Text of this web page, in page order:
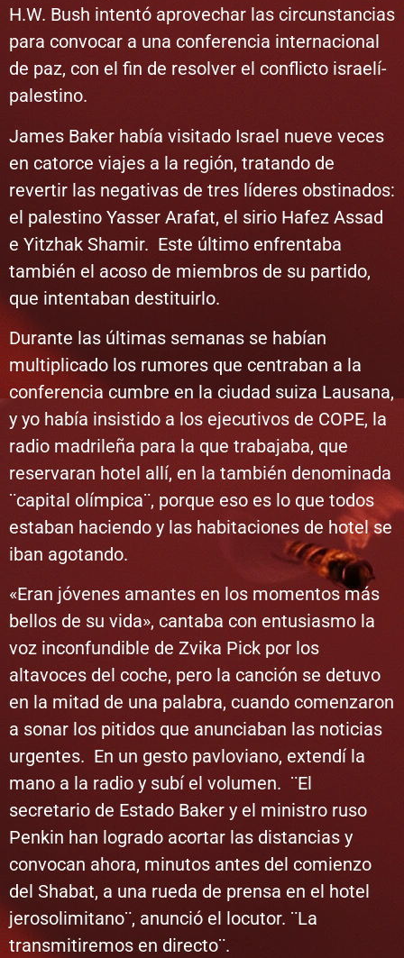
H.W. Bush intentó aprovechar las circunstancias
para convocar a una conferencia internacional
de paz, con el fin de resolver el conflicto israelí-
palestino.
James Baker había visitado Israel nueve veces
en catorce viajes a la región, tratando de
revertir las negativas de tres líderes obstinados:
el palestino Yasser Arafat, el sirio Hafez Assad
e Yitzhak Shamir. Este último enfrentaba
también el acoso de miembros de su partido,
que intentaban destituirlo.
Durante las últimas semanas se habían
multiplicado los rumores que centraban a la
conferencia cumbre en la ciudad suiza Lausana,
y yo había insistido a los ejecutivos de COPE, la
radio madrileña para la que trabajaba, que
reservaran hotel allí, en la también denominada
¨capital olímpica¨, porque eso es lo que todos
estaban haciendo y las habitaciones de hotel se
iban agotando.
«Eran jóvenes amantes en los momentos más
bellos de su vida», cantaba con entusiasmo la
voz inconfundible de Zvika Pick por los
altavoces del coche, pero la canción se detuvo
en la mitad de una palabra, cuando comenzaron
a sonar los pitidos que anunciaban las noticias
urgentes. En un gesto pavloviano, extendí la
mano a la radio y subí el volumen. ¨El
secretario de Estado Baker y el ministro ruso
Penkin han logrado acortar las distancias y
convocan ahora, minutos antes del comienzo
del Shabat, a una rueda de prensa en el hotel
jerosolimitano¨, anunció el locutor. ¨La
transmitiremos en directo¨.